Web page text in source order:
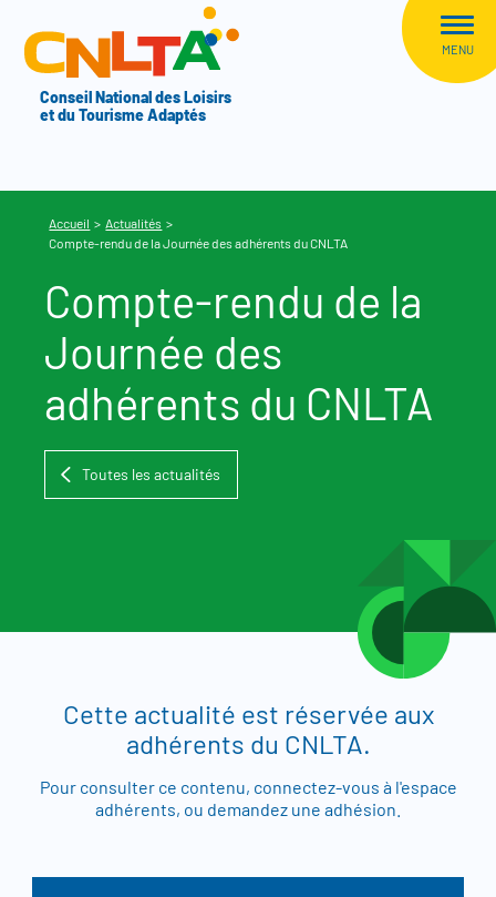
Conseil National des Loisirs
et du Tourisme Adaptés
MENU
Accueil > Actualités >
Compte-rendu de la Journée des adhérents du CNLTA
Compte-rendu de la
Journée des
adhérents du CNLTA
Toutes les actualités
Cette actualité est réservée aux
adhérents du CNLTA.
Pour consulter ce contenu, connectez-vous à l'espace
adhérents, ou demandez une adhésion.